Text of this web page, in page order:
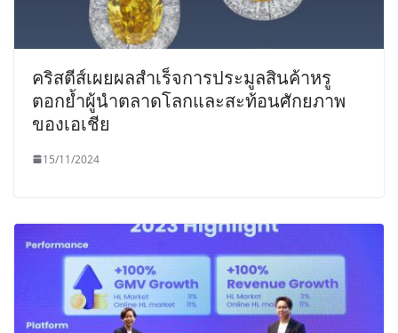
คริสตีส์เผยผลสำเร็จการประมูลสินค้าหรู
ตอกย้ำผู้นำตลาดโลกและสะท้อนศักยภาพ
ของเอเชีย
15/11/2024